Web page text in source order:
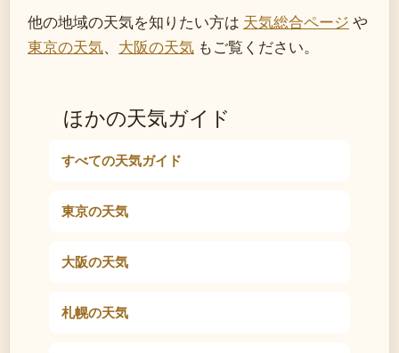
他の地域の天気を知りたい方は 天気総合ページ や
東京の天気、 大阪の天気 もご覧ください。
ほかの天気ガイド
すべての天気ガイド
東京の天気
大阪の天気
札幌の天気